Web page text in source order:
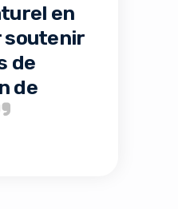
en
soutenir
de
de